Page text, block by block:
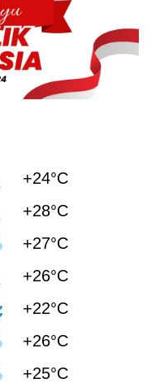
+24°C
+28°C
+27°C
+26°C
+22°C
+26°C
+25°C